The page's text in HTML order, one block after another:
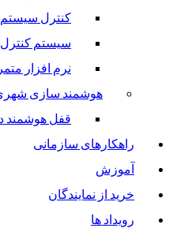
کنترل سیستم
سیستم کنترل
نرم افزار
هوشمند سازی
قفل هوشمند
راهکارهای سازمانی
آموزش
خرید از نمایندگان
رویداد ها